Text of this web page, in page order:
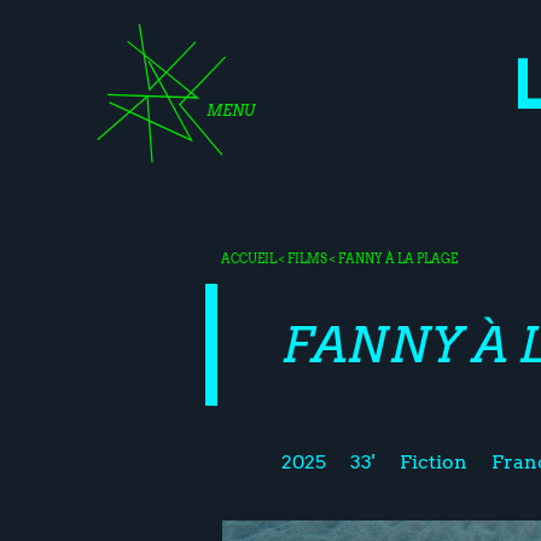
MENU
ACCUEIL<FILMS< FANNY À LA PLAGE
FANNY À
2025 33' Fiction